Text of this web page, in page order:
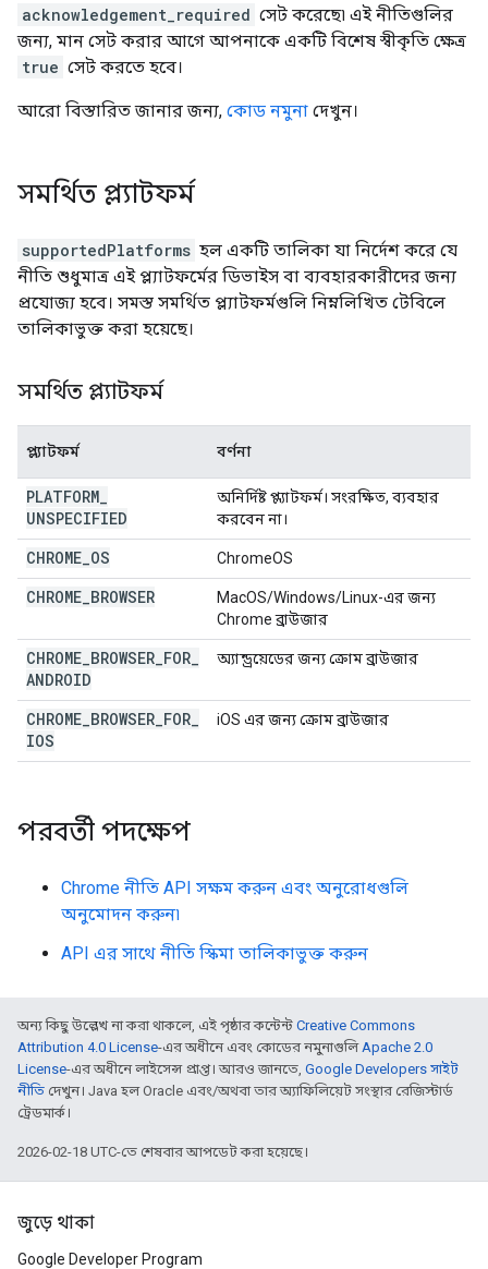
acknowledgement_required সেট করেছে৷ এই নীতিগুলির
জন্য, মান সেট করার আগে আপনাকে একটি বিশেষ স্বীকৃতি ক্ষেত্র
true সেট করতে হবে।
আরো বিস্তারিত জানার জন্য, কোড নমুনা দেখুন।
সমর্থিত প্ল্যাটফর্ম
supportedPlatforms হল একটি তালিকা যা নির্দেশ করে যে
নীতি শুধুমাত্র এই প্ল্যাটফর্মের ডিভাইস বা ব্যবহারকারীদের জন্য
প্রযোজ্য হবে। সমস্ত সমর্থিত প্ল্যাটফর্মগুলি নিম্নলিখিত টেবিলে
তালিকাভুক্ত করা হয়েছে।
সমর্থিত প্ল্যাটফর্ম
প্ল্যাটফর্ম বর্ণনা
PLATFORM
UNSPECIFIED
অনির্দিষ্ট প্ল্যাটফর্ম। সংরক্ষিত, ব্যবহার
করবেন না।
CHROME OS ChromeOS
CHROME BROWSER
MacOS/Windows/Linux-এর জন্য
Chrome ব্রাউজার
CHROME BROWSER FOR
ANDROID
অ্যান্ড্রয়েডের জন্য ক্রোম ব্রাউজার
CHROME BROWSER FOR
IOS
iOS এর জন্য ক্রোম ব্রাউজার
পরবর্তী পদক্ষেপ
Chrome নীতি API সক্ষম করুন এবং অনুরোধগুলি
অনুমোদন করুন৷
API এর সাথে নীতি স্কিমা তালিকাভুক্ত করুন
অন্য কিছু উল্লেখ না করা থাকলে, এই পৃষ্ঠার কন্টেন্ট Creative Commons
Attribution 4.0 License-এর অধীনে এবং কোডের নমুনাগুলিApache 2.0
License-এর অধীনে লাইসেন্স প্রাপ্ত। আরও জানতে, Google Developers সাইট
নীতি দেখুন। Java হল Oracle এবং/অথবা তার অ্যাফিলিয়েট সংস্থার রেজিস্টার্ড
ট্রেডমার্ক।
2026-02-18 UTC-তে শেষবার আপডেট করা হয়েছে।
জুড়ে থাকা
Google Developer Program